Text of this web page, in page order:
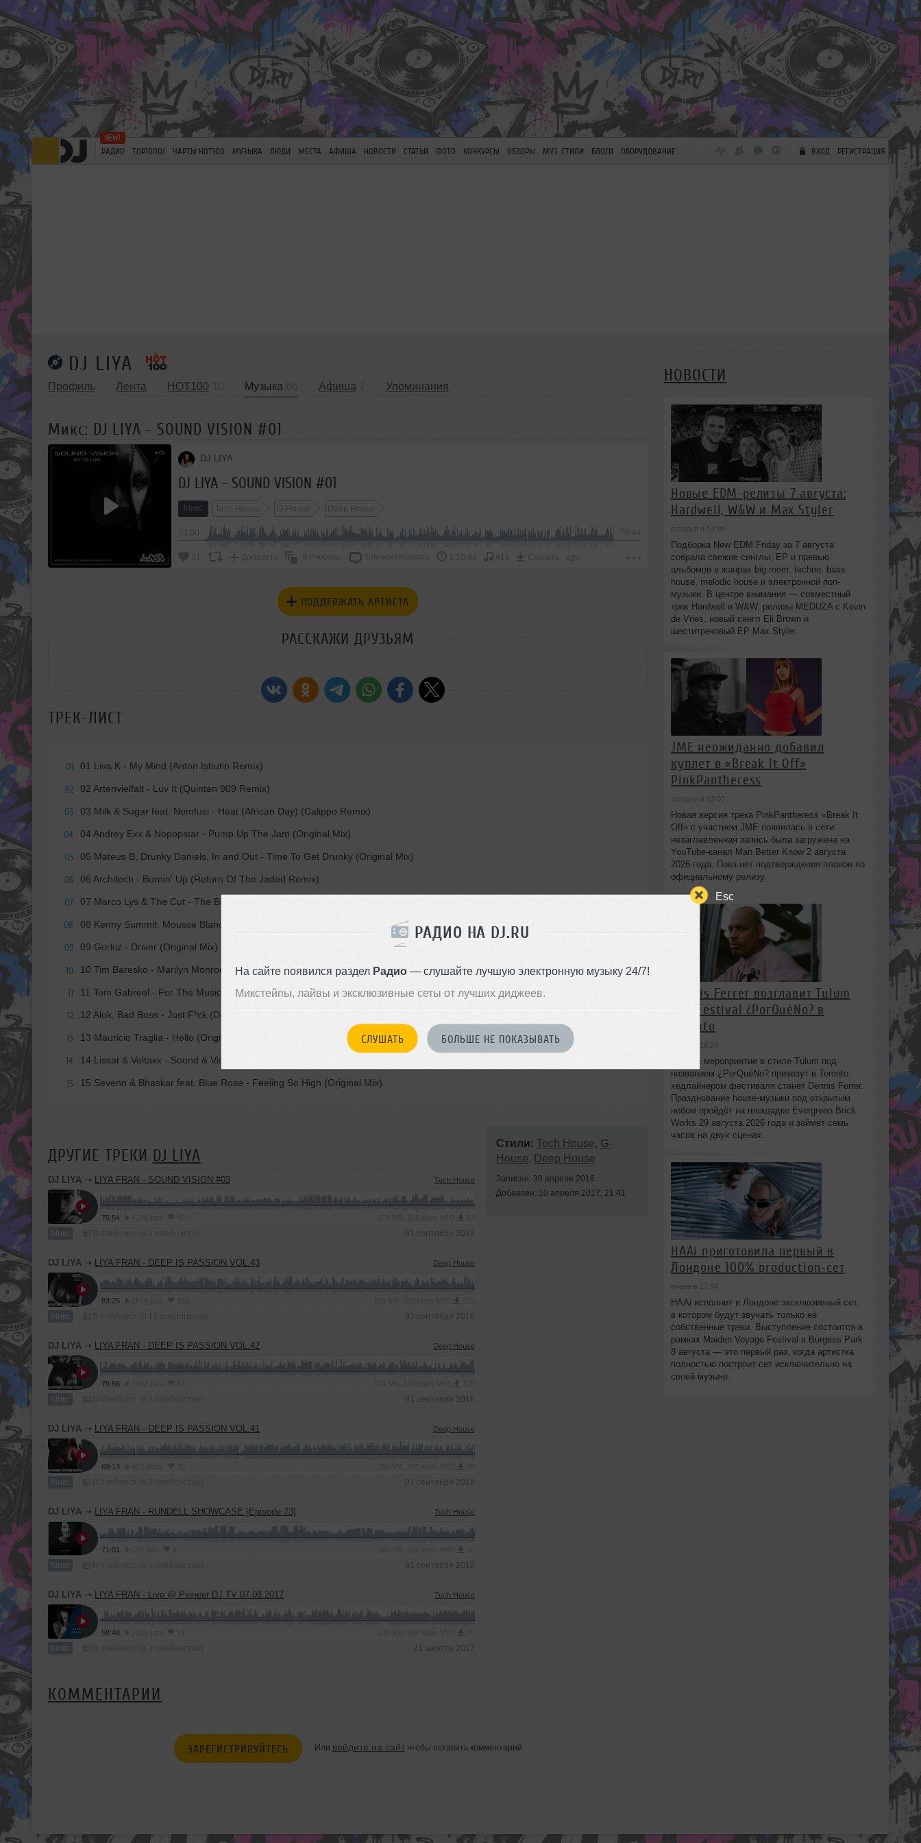
Esc
РАДИО НА DJ.RU
На сайте появился раздел Радио— слушайте лучшую электронную музыку 24/7!
Микстейпы, лайвы и эксклюзивные сеты от лучших диджеев.
СЛУШАТЬ БОЛЬШЕ НЕ ПОКАЗЫВАТЬ
РАДИО TOP100DJ ЧАРТЫ HOT100 МУЗЫКА ЛЮДИ МЕСТА АФИША НОВОСТИ СТАТЬИ ФОТО КОНКУРСЫ ОБЗОРЫ МУЗ. СТИЛИ БЛОГИ ОБОРУДОВАНИЕ ВХОД РЕГИСТРАЦИЯ
DJ LIYA
Профиль Лента HOT100 Музыка Афиша Упоминания
Микс: DJ LIYA - SOUND VISION #01
DJ LIYA
DJ LIYA - SOUND VISION #01
Микс Tech House G-House Deep House
-70:44
31 Добавить В очередь Комментировать Скачать </>
ПОДДЕРЖАТЬ АРТИСТА
РАССКАЖИ ДРУЗЬЯМ
ТРЕК-ЛИСТ
01 01 Liva K - My Mind (Anton Ishutin Remix)
02 02 Artenvielfalt - Luv It (Quinten 909 Remix)
03 03 Milk & Sugar feat. Nomfusi - Heat (African Day) (Calippo Remix)
04 04 Andrey Exx & Nopopstar - Pump Up The Jam (Original Mix)
05 05 Mateus B, Drunky Daniels, In and Out - Time To Get Drunky (Original Mix)
06 06 Architech - Burnin' Up (Return Of The Jaded Remix)
07 07 Marco Lys & The Cut - The Boop (D.Ramirez Remix)
08 08 Kenny Summit, Mousse Blanc - Born Again (Original mix)
09 09 Gorkiz - Driver (Original Mix)
10 10 Tim Baresko - Marilyn Monroe (feat. Room303)
11 11 Tom Gabreel - For The Music (Original Mix)
12 12 Alok, Bad Boss - Just F*ck (Doozie remix)
13 13 Mauricio Traglia - Hello (Original Mix)
14 14 Lissat & Voltaxx - Sound & Visions (5prite Remix)
15 15 Sevenn & Bhaskar feat. Blue Rose - Feeling So High (Original Mix)
ДРУГИЕ ТРЕКИ DJ LIYA
DJ LIYA ➝ LIYA FRAN - SOUND VISION #03 Tech House
75:54
Микс 01 сентября 2018
DJ LIYA ➝ LIYA FRAN - DEEP IS PASSION VOL.43 Deep House
83:25
Микс 01 сентября 2018
DJ LIYA ➝ LIYA FRAN - DEEP IS PASSION VOL.42 Deep House
75:58
Микс 01 сентября 2018
DJ LIYA ➝ LIYA FRAN - DEEP IS PASSION VOL.41 Deep House
69:13
Микс 01 сентября 2018
DJ LIYA ➝ LIYA FRAN - RUNDELL SHOWCASE [Episode 73] Tech House
71:01
Микс 01 сентября 2018
DJ LIYA ➝ LIYA FRAN - Live @ Pioneer DJ TV 07.08.2017 Tech House
58:48
Микс 21 августа 2017
Стили: Tech House, G-
House, Deep House
Записан: 30 апреля 2016
Добавлен: 10 апреля 2017, 21:41
КОММЕНТАРИИ
ЗАРЕГИСТРИРУЙТЕСЬ Или войдите на сайтчтобы оставить комментарий
НОВОСТИ
Новые EDM-релизы 7 августа:
Hardwell, W&W и Max Styler
сегодня в 13:08
Подборка New EDM Friday за 7 августа
собрала свежие синглы, EP и превью
альбомов в жанрах big room, techno, bass
house, melodic house и электронной поп-
музыки. В центре внимания — совместный
трек Hardwell и W&W, релизы MEDUZA с Kevin
de Vries, новый сингл Eli Brown и
шеститрековый EP Max Styler.
JME неожиданно добавил
куплет в «Break It Off»
PinkPantheress
сегодня в 12:07
Новая версия трека PinkPantheress «Break It
Off» с участием JME появилась в сети:
незаглавленная запись была загружена на
YouTube-канал Man Better Know 2 августа
2026 года. Пока нет подтверждения планов по
официальному релизу.
Dennis Ferrer возглавит Tulum
Day Festival ¿PorQuéNo? в
Toronto
вчера в 18:24
Днёвое мероприятие в стиле Tulum под
названием ¿PorQuéNo? привезут в Toronto:
хедлайнером фестиваля станет Dennis Ferrer.
Празднование house-музыки под открытым
небом пройдёт на площадке Evergreen Brick
Works 29 августа 2026 года и займёт семь
часов на двух сценах.
HAAi приготовила первый в
Лондоне 100% production‑сет
вчера в 17:54
HAAi исполнит в Лондоне эксклюзивный сет,
в котором будут звучать только её
собственные треки. Выступление состоится в
рамках Maiden Voyage Festival в Burgess Park
8 августа — это первый раз, когда артистка
полностью построит сет исключительно на
своей музыке.